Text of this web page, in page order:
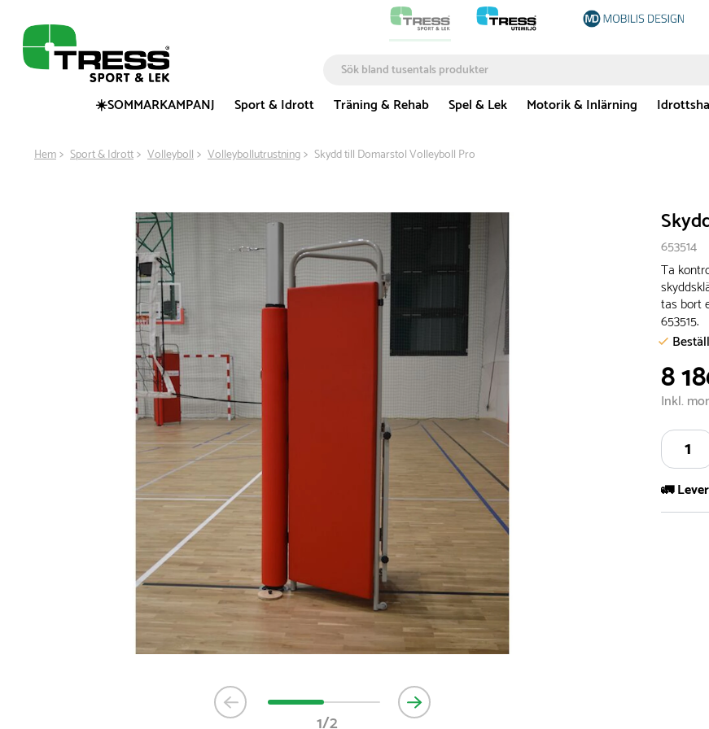
☀️SOMMARKAMPANJ
Sport & Idrott Träning & Rehab Spel & Lek Motorik & Inlärning
Hem Sport & Idrott Volleyboll Volleybollutrustning Skydd till Domarstol Volleyboll Pro
1/2
653514
Ta
tas bort
653515.
8
Inkl.
🚛